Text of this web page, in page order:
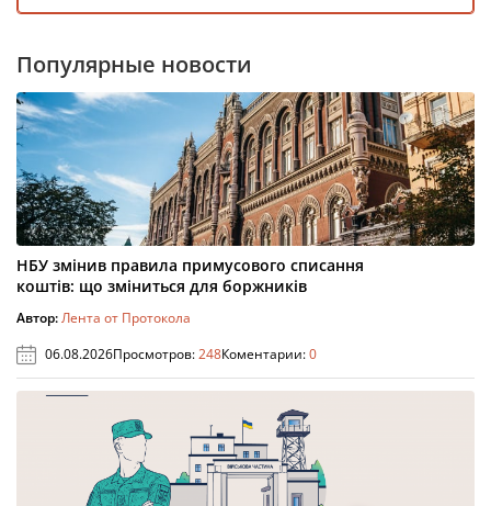
Популярные новости
НБУ змінив правила примусового списання
коштів: що зміниться для боржників
Автор:Лента от Протокола
06.08.2026Просмотров:248Коментарии:0